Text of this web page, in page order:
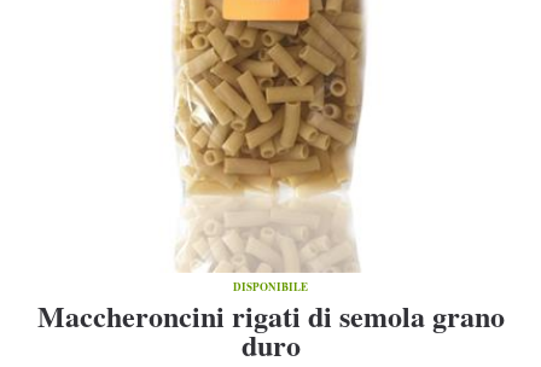
DISPONIBILE
Maccheroncini rigati di semola grano
duro